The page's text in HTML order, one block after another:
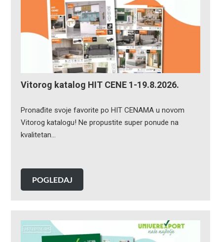
Vitorog katalog HIT CENE 1-19.8.2026.
Pronađite svoje favorite po HIT CENAMA u novom
Vitorog katalogu! Ne propustite super ponude na
kvalitetan…
POGLEDAJ